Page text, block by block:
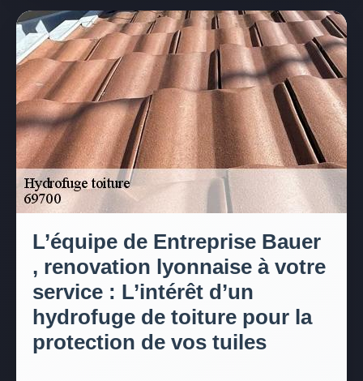
L’équipe de Entreprise Bauer
, renovation lyonnaise à votre
service : L’intérêt d’un
hydrofuge de toiture pour la
protection de vos tuiles